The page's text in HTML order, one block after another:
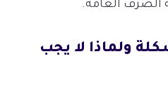
الصرف العامة.
ولماذا لا يجب